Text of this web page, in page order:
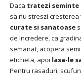
Daca tratezi seminte
sa nu streszi
curate si sanatoase si
de incredere, ca
semanat, acopera
eticheta, apoi lasa-le
Pentru rasaduri,